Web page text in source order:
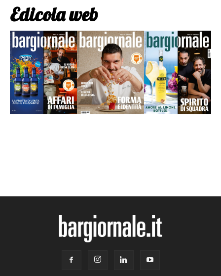
Edicola web